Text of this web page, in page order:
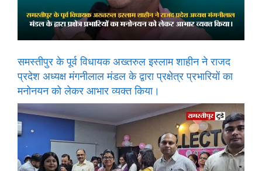
समस्तीपुर के पूर्व विधायक अख्तरुल इस्लाम शाहीन ने राजद
प्रदेश अध्यक्ष मंगनीलाल मंडल के द्वारा प्रक्षेत्र प्रभारियों का
मनोनयन को लेकर आभार व्यक्त किया।